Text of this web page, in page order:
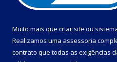
Muito mais que criar site ou
Realizamos uma assessoria
contrato que todas as exigências